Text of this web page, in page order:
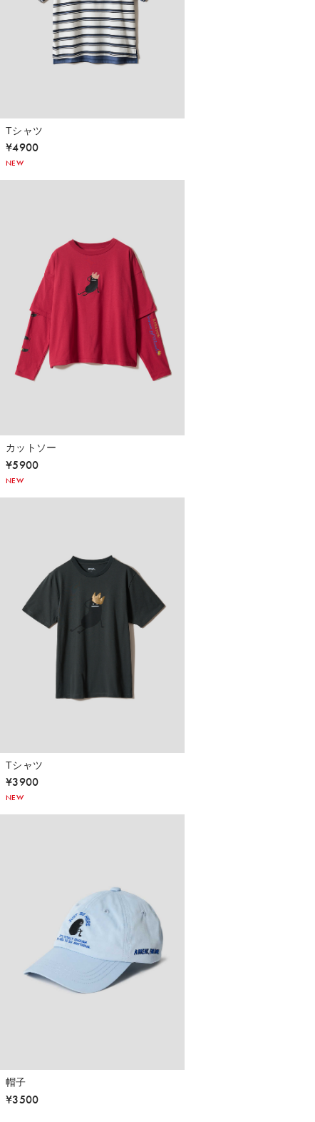
Tシャツ
¥4900
NEW
カットソー
¥5900
NEW
Tシャツ
¥3900
NEW
帽子
¥3500